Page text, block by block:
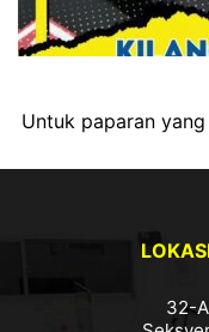
Untuk paparan
32-